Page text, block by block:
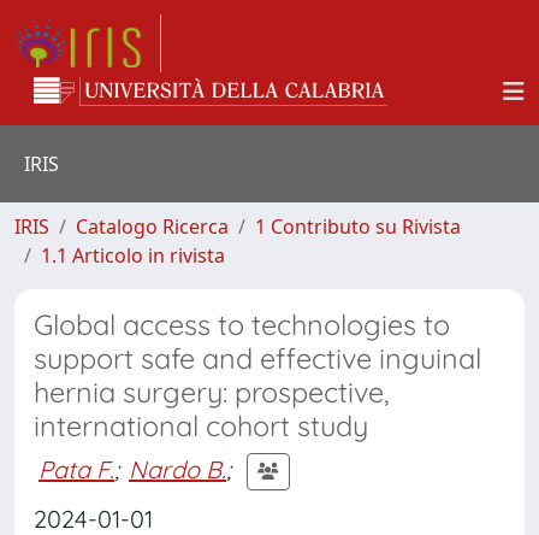
IRIS
IRIS Catalogo Ricerca
1 Contributo su Rivista
1.1 Articolo in rivista
Global access to technologies to
support safe and effective inguinal
hernia surgery: prospective,
international cohort study
Pata F.; Nardo B.;
2024-01-01